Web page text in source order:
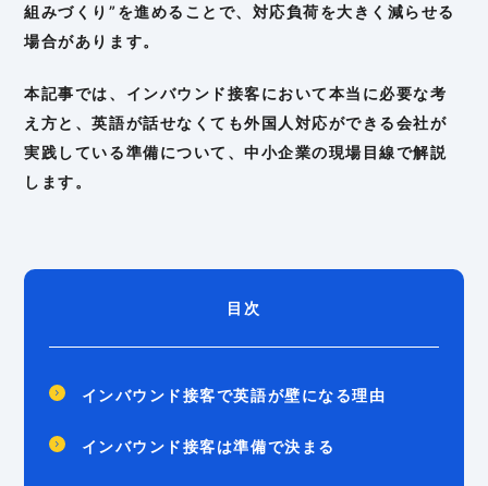
組みづくり”を進めることで、対応負荷を大きく減らせる
場合があります。
本記事では、インバウンド接客において本当に必要な考
え方と、英語が話せなくても外国人対応ができる会社が
実践している準備について、中小企業の現場目線で解説
します。
目次
インバウンド接客で英語が壁になる理由
インバウンド接客は準備で決まる